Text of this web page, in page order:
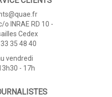
o INRAE RD 10 -
Cedex
35 48 40
vendredi
- 17h